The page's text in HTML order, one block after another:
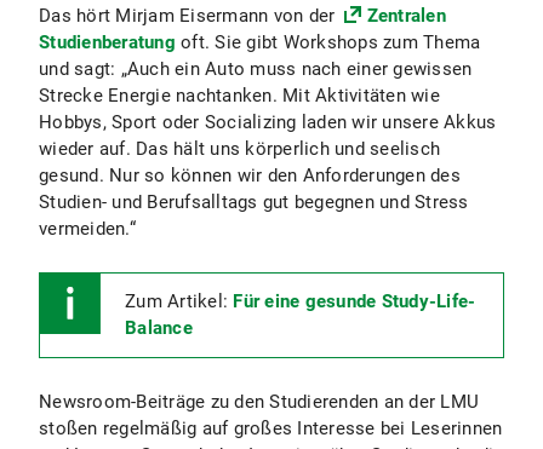
Das hört Mirjam Eisermann von der
Zentralen
Studienberatung oft. Sie gibt Workshops zum Thema
und sagt: „Auch ein Auto muss nach einer gewissen
Strecke Energie nachtanken. Mit Aktivitäten wie
Hobbys, Sport oder Socializing laden wir unsere Akkus
wieder auf. Das hält uns körperlich und seelisch
gesund. Nur so können wir den Anforderungen des
Studien- und Berufsalltags gut begegnen und Stress
vermeiden.“
Zum Artikel: Für eine gesunde Study-Life-
Balance
Newsroom-Beiträge zu den Studierenden an der LMU
stoßen regelmäßig auf großes Interesse bei Leserinnen